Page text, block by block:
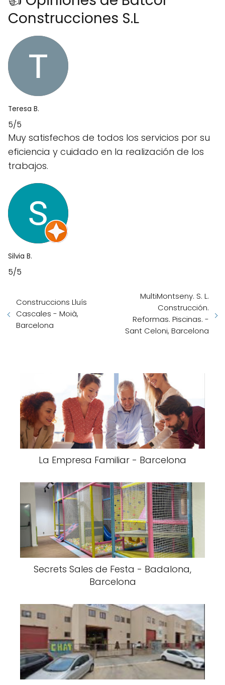
Construcciones S.L
Teresa B.
5/5
Muy satisfechos de todos los servicios por su
eficiencia y cuidado en la realización de los
trabajos.
Silvia B.
5/5
Construccions Lluís
Cascales - Moià,
Barcelona
MultiMontseny. S. L.
Construcción.
Reformas. Piscinas. -
Sant Celoni, Barcelona
La Empresa Familiar - Barcelona
Secrets Sales de Festa - Badalona,
Barcelona